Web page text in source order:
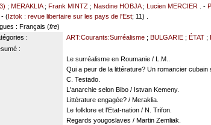
;MERAKLIA;Frank MINTZ ;Nasdine HOBJA;Lucien MERCIER . -
- (Iztok : revue libertaire sur les pays de l'Est; 11) .
: Français (fre)
:
ART:Courants:Surréalisme; BULGARIE; ÉTAT;
:
Le surréalisme en Roumanie / L.M..
Qui a peur de la littérature? Un romancier
C. Testado.
L'anarchie selon Bibo / Istvan Kemeny.
Littérature engagée? / Meraklia.
Le folklore et l'Etat-nation / N. Trifon.
Regards yougoslaves / Martin Zemliak.